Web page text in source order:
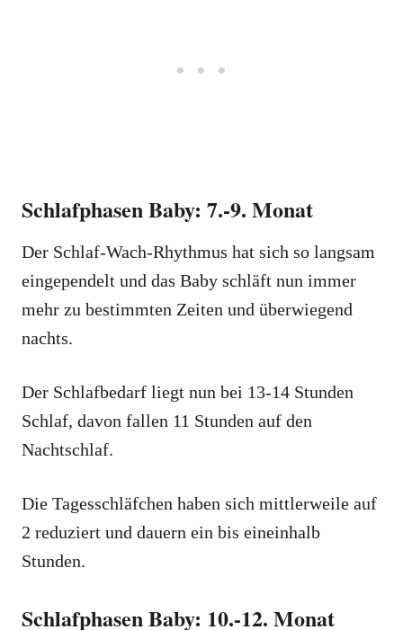
Schlafphasen Baby: 7.-9. Monat
Der Schlaf-Wach-Rhythmus hat sich so langsam
eingependelt und das Baby schläft nun immer
mehr zu bestimmten Zeiten und überwiegend
nachts.
Der Schlafbedarf liegt nun bei 13-14 Stunden
Schlaf, davon fallen 11 Stunden auf den
Nachtschlaf.
Die Tagesschläfchen haben sich mittlerweile auf
2 reduziert und dauern ein bis eineinhalb
Stunden.
Schlafphasen Baby: 10.-12. Monat